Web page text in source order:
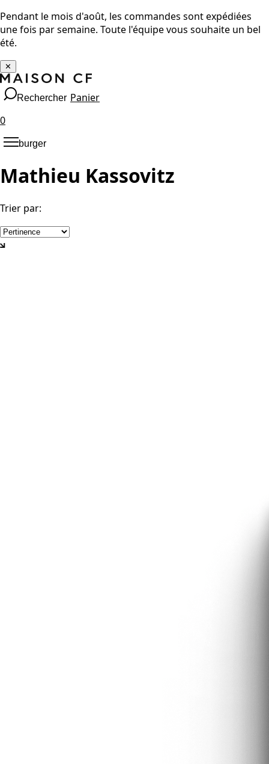
Pendant le mois d'août, les commandes sont expédiées
une fois par semaine. Toute l'équipe vous souhaite un bel
été.
✕
Rechercher Panier
0
burger
Mathieu Kassovitz
Trier par: